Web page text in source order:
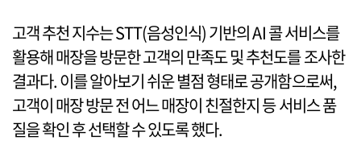
고객 추천 지수는 STT(음성인식) 기반의 AI 콜 서비스를
활용해 매장을 방문한 고객의 만족도 및 추천도를 조사한
결과다. 이를 알아보기 쉬운 별점 형태로 공개함으로써,
고객이 매장 방문 전 어느 매장이 친절한지 등 서비스 품
질을 확인 후 선택할 수 있도록 했다.